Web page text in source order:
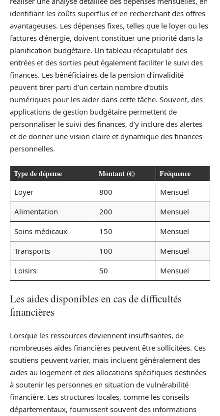
identifiant les coûts superflus et en recherchant des offres
avantageuses. Les dépenses fixes, telles que le loyer ou les
factures d’énergie, doivent constituer une priorité dans la
planification budgétaire. Un tableau récapitulatif des
entrées et des sorties peut également faciliter le suivi des
finances. Les bénéficiaires de la pension d’invalidité
peuvent tirer parti d’un certain nombre d’outils
numériques pour les aider dans cette tâche. Souvent, des
applications de gestion budgétaire permettent de
personnaliser le suivi des finances, d’y inclure des alertes
et de donner une vision claire et dynamique des finances
personnelles.
Type de dépense Montant (€) Fréquence
Loyer 800
Mensuel
Alimentation
200
Mensuel
Soins médicaux
150
Mensuel
Transports
100
Mensuel
Loisirs
50 Mensuel
Les aides disponibles en cas de difficultés
financières
Lorsque les ressources deviennent insuffisantes, de
nombreuses aides financières peuvent être sollicitées. Ces
soutiens peuvent varier, mais incluent généralement des
aides au logement et des allocations spécifiques destinées
à soutenir les personnes en situation de vulnérabilité
financière. Les structures locales, comme les conseils
départementaux, fournissent souvent des informations